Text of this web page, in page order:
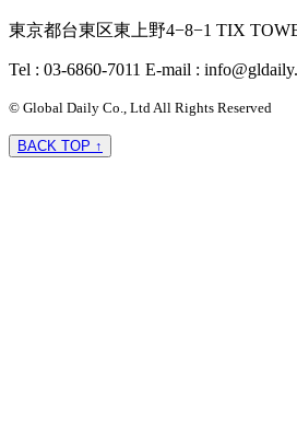
東京都台東区東上野4−8−1 TIX
Tel : 03-6860-7011 E-mail :
© Global Daily Co., Ltd All Rights Reserved
BACK TOP ↑